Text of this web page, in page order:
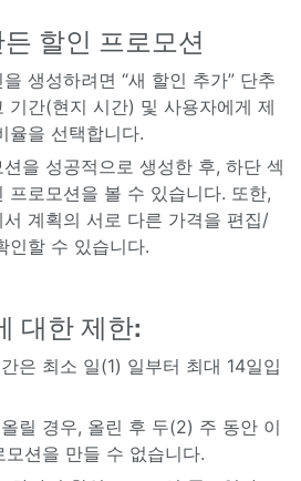
할인 프로모션
생성하려면 “새 할인 추가” 단추
기간(현지 시간) 및 사용자에게 제
율을 선택합니다.
을 성공적으로 생성한 후, 하단 섹
프로모션을 볼 수 있습니다. 또한,
서 계획의 서로 다른 가격을 편집/
인할 수 있습니다.
대한 제한:
은 최소 일(1) 일부터 최대 14일입
릴 경우, 올린 후 두(2) 주 동안 이
션을 만들 수 없습니다.